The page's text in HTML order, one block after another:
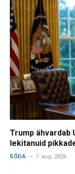
Trump ähvardab
lekitanuid
SÕDA 7. aug. 2026